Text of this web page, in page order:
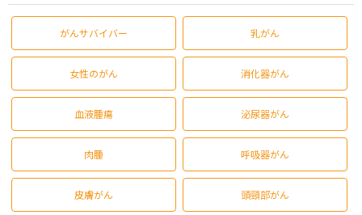
がんサバイバー 乳がん
女性のがん 消化器がん
血液腫瘍 泌尿器がん
肉腫 呼吸器がん
皮膚がん 頭頸部がん